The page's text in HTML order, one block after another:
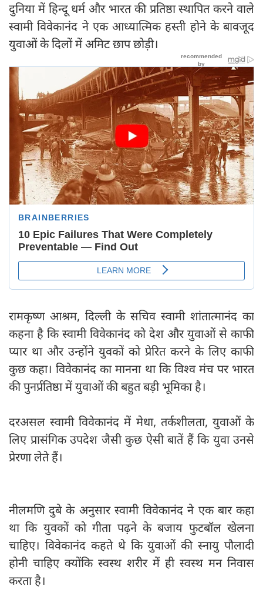
दुनिया में हिन्दू धर्म और भारत की प्रतिष्ठा स्थापित करने वाले
स्वामी विवेकानंद ने एक आध्यात्मिक हस्ती होने के बावजूद
युवाओं के दिलों में अमिट छाप छोड़ी।
रामकृष्ण आश्रम, दिल्ली के सचिव स्वामी शांतात्मानंद का
कहना है कि स्वामी विवेकानंद को देश और युवाओं से काफी
प्यार था और उन्होंने युवकों को प्रेरित करने के लिए काफी
कुछ कहा। विवेकानंद का मानना था कि विश्व मंच पर भारत
की पुनर्प्रतिष्ठा में युवाओं की बहुत बड़ी भूमिका है।
दरअसल स्वामी विवेकानंद में मेधा, तर्कशीलता, युवाओं के
लिए प्रासंगिक उपदेश जैसी कुछ ऐसी बातें हैं कि युवा उनसे
प्रेरणा लेते हैं।
नीलमणि दुबे के अनुसार स्वामी विवेकानंद ने एक बार कहा
था कि युवकों को गीता पढ़ने के बजाय फुटबॉल खेलना
चाहिए। विवेकानंद कहते थे कि युवाओं की स्नायु पौलादी
होनी चाहिए क्योंकि स्वस्थ शरीर में ही स्वस्थ मन निवास
करता है।